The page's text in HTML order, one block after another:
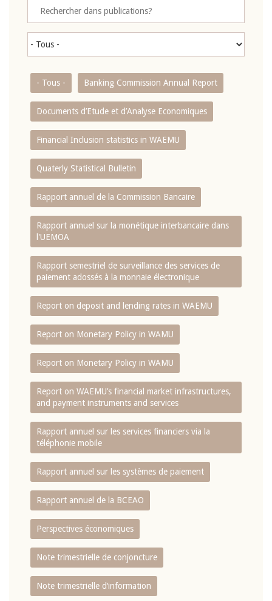
- Tous - Banking Commission Annual Report
Documents d’Etude et d’Analyse Economiques
Financial Inclusion statistics in WAEMU
Quaterly Statistical Bulletin
Rapport annuel de la Commission Bancaire
Rapport annuel sur la monétique interbancaire dans
l'UEMOA
Rapport semestriel de surveillance des services de
paiement adossés à la monnaie électronique
Report on deposit and lending rates in WAEMU
Report on Monetary Policy in WAMU
Report on Monetary Policy in WAMU
Report on WAEMU’s financial market infrastructures,
and payment instruments and services
Rapport annuel sur les services financiers via la
téléphonie mobile
Rapport annuel sur les systèmes de paiement
Rapport annuel de la BCEAO
Perspectives économiques
Note trimestrielle de conjoncture
Note trimestrielle d‘information